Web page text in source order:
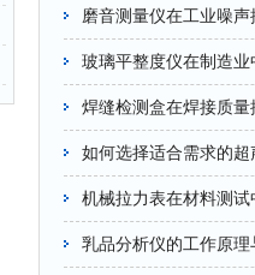
磨音测量仪在工业噪
玻璃平整度仪在制造业
焊缝检测盒在焊接质
如何选择适合需求的超
机械拉力表在材料测
乳品分析仪的工作原理